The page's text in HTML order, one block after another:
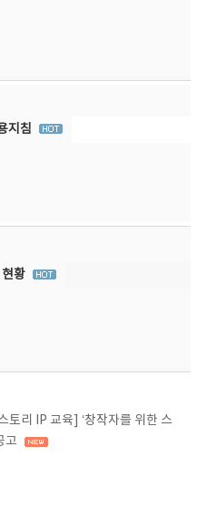
지침
황
리 IP 교육] ‘창작자를 위한 스
고